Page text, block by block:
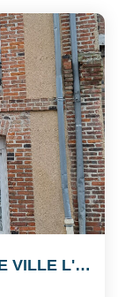
APPARTEMENT DUPLEX CENTRE VILLE L'AIGLE